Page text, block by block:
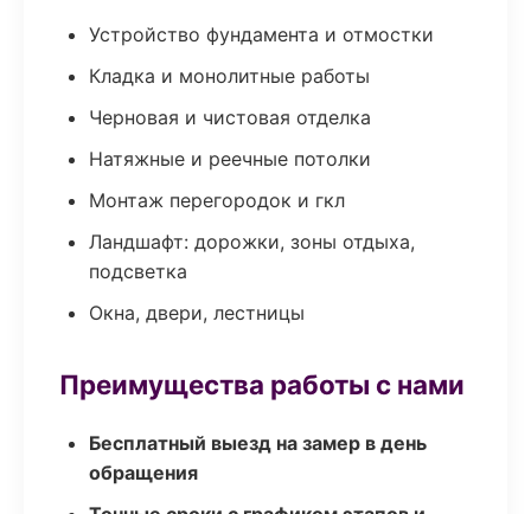
Устройство фундамента и отмостки
Кладка и монолитные работы
Черновая и чистовая отделка
Натяжные и реечные потолки
Монтаж перегородок и гкл
Ландшафт: дорожки, зоны отдыха,
подсветка
Окна, двери, лестницы
Преимущества работы с нами
Бесплатный выезд на замер в день
обращения